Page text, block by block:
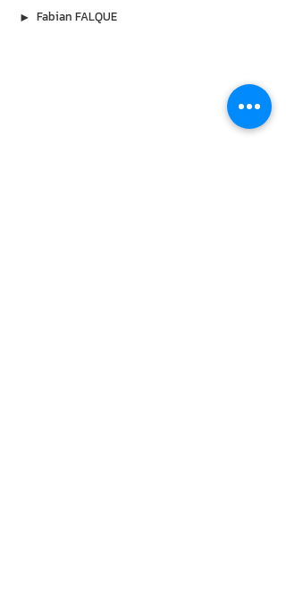
▶︎ Fabian FALQUE